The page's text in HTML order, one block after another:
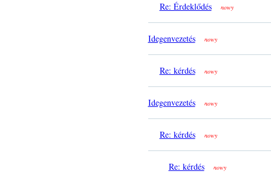
Re: Érdeklődés nowy
Idegenvezetés nowy
Re: kérdés nowy
Idegenvezetés nowy
Re: kérdés nowy
Re: kérdés nowy